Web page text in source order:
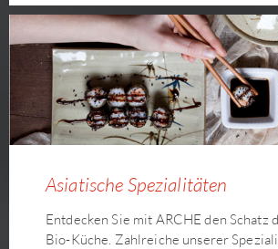
Asiatische Spezialitäten
Entdecken Sie mit ARCHE den Schatz
Bio-Küche. Zahlreiche unserer